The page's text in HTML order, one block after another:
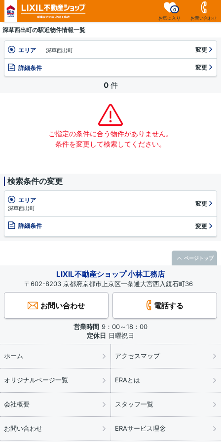
お気に入り
0
お問い合わせ
深草西出町の駅近物件情報一覧
エリア 深草西出町 変更
詳細条件 変更
0 件
ご指定の条件に合う物件がありません。
条件を変更して検索してください。
検索条件の変更
エリア
深草西出町
変更
詳細条件 変更
LIXIL不動産ショップ 小林工務店
〒602-8203 京都府京都市上京区一条通大宮西入鏡石町36
お問い合わせ 電話する
営業時間 9：00～18：00
定休日 日曜祝日
ホーム アクセスマップ
オリジナルページ一覧 ERAとは
会社概要 スタッフ一覧
お問い合わせ ERAサービス理念
ページトップ